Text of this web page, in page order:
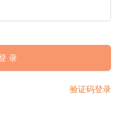
录
验证码登录